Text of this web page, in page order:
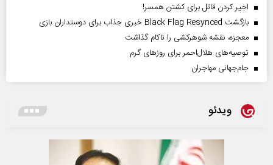
اجیر کردن قاتل برای کشتن همسر!
بازگشت Black Flag Resynced خبری جذاب برای دوستداران بازی
معجزه، نقشه شوهرکشی را ناکام گذاشت
توصیه‌های هلال‌احمر برای روز‌های گرم
جام‌جهانی مهاجران
ویدئو